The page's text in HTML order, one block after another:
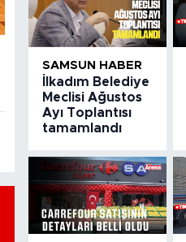
SAMSUN HABER
İlkadım Belediye
Meclisi Ağustos
Ayı Toplantısı
tamamlandı